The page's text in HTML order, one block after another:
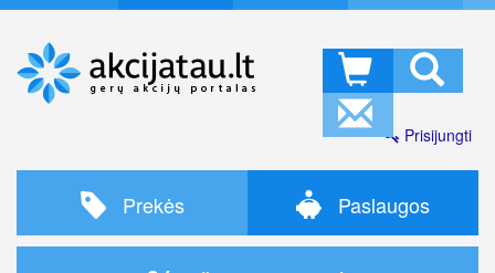
Prisijungti
Prekės Paslaugos